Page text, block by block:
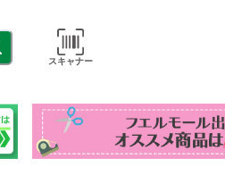
スキャナー